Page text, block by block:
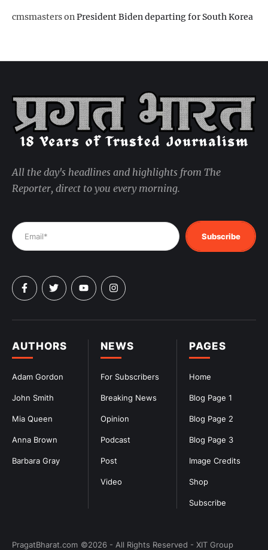
cmsmastersonPresident Biden departing for South Korea
PAGES
Home
Blog Page 1
Blog Page 2
Blog Page 3
Image Credits
Shop
Subscribe
NEWS
For Subscribers
Breaking News
Opinion
Podcast
Post
Video
AUTHORS
Adam Gordon
John Smith
Mia Queen
Anna Brown
Barbara Gray
All the day's headlines and highlights from The
Reporter, direct to you every morning.
Subscribe
PragatBharat.com ©2026 - All Rights Reserved - XIT Group